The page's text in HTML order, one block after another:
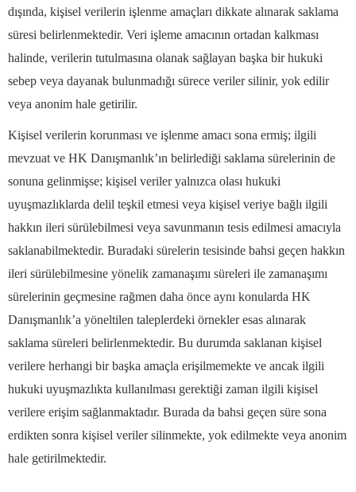
dışında, kişisel verilerin işlenme amaçları dikkate alınarak saklama
süresi belirlenmektedir. Veri işleme amacının ortadan kalkması
halinde, verilerin tutulmasına olanak sağlayan başka bir hukuki
sebep veya dayanak bulunmadığı sürece veriler silinir, yok edilir
veya anonim hale getirilir.
Kişisel verilerin korunması ve işlenme amacı sona ermiş; ilgili
mevzuat ve HK Danışmanlık’ın belirlediği saklama sürelerinin de
sonuna gelinmişse; kişisel veriler yalnızca olası hukuki
uyuşmazlıklarda delil teşkil etmesi veya kişisel veriye bağlı ilgili
hakkın ileri sürülebilmesi veya savunmanın tesis edilmesi amacıyla
saklanabilmektedir. Buradaki sürelerin tesisinde bahsi geçen hakkın
ileri sürülebilmesine yönelik zamanaşımı süreleri ile zamanaşımı
sürelerinin geçmesine rağmen daha önce aynı konularda HK
Danışmanlık’a yöneltilen taleplerdeki örnekler esas alınarak
saklama süreleri belirlenmektedir. Bu durumda saklanan kişisel
verilere herhangi bir başka amaçla erişilmemekte ve ancak ilgili
hukuki uyuşmazlıkta kullanılması gerektiği zaman ilgili kişisel
verilere erişim sağlanmaktadır. Burada da bahsi geçen süre sona
erdikten sonra kişisel veriler silinmekte, yok edilmekte veya anonim
hale getirilmektedir.